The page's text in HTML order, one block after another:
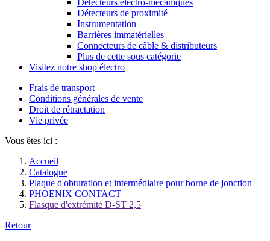
Détecteurs de proximité
Instrumentation
Barrières immatérielles
Connecteurs de câble & distributeurs
Plus de cette sous catégorie
Visitez notre shop électro
Frais de transport
Conditions générales de vente
Droit de rétractation
Vie privée
Vous êtes ici :
Accueil
Catalogue
Plaque d'obturation et intermédiaire pour borne de jonction
PHOENIX CONTACT
Flasque d'extrémité D-ST 2,5
Retour